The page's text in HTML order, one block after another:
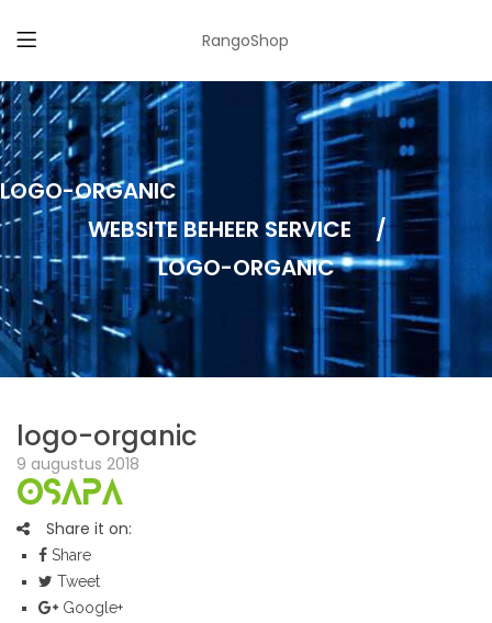
RangoShop
LOGO-ORGANIC
WEBSITE BEHEER SERVICE
/
LOGO-ORGANIC
logo-organic
9 augustus 2018
Share it on:
Share
Tweet
Google+